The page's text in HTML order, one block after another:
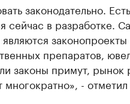
законодательно.
сейчас в разработке.
препаратов,
законы примут,
- отметил